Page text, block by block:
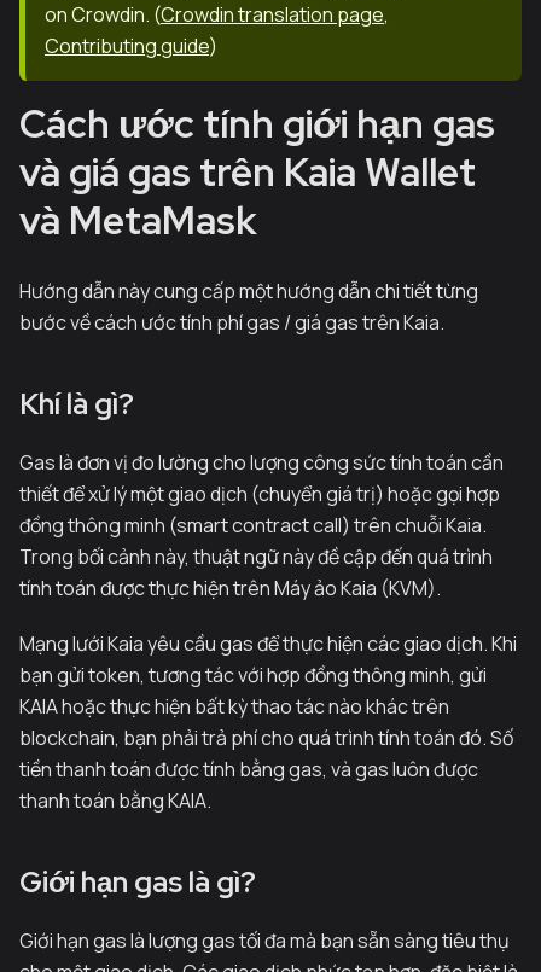
on Crowdin. (Crowdin translation page,
Contributing guide)
Cách ước tính giới hạn gas
và giá gas trên Kaia Wallet
và MetaMask
Hướng dẫn này cung cấp một hướng dẫn chi tiết từng
bước về cách ước tính phí gas / giá gas trên Kaia.
Khí là gì?
Gas là đơn vị đo lường cho lượng công sức tính toán cần
thiết để xử lý một giao dịch (chuyển giá trị) hoặc gọi hợp
đồng thông minh (smart contract call) trên chuỗi Kaia.
Trong bối cảnh này, thuật ngữ này đề cập đến quá trình
tính toán được thực hiện trên Máy ảo Kaia (KVM).
Mạng lưới Kaia yêu cầu gas để thực hiện các giao dịch. Khi
bạn gửi token, tương tác với hợp đồng thông minh, gửi
KAIA hoặc thực hiện bất kỳ thao tác nào khác trên
blockchain, bạn phải trả phí cho quá trình tính toán đó. Số
tiền thanh toán được tính bằng gas, và gas luôn được
thanh toán bằng KAIA.
Giới hạn gas là gì?
Giới hạn gas là lượng gas tối đa mà bạn sẵn sàng tiêu thụ